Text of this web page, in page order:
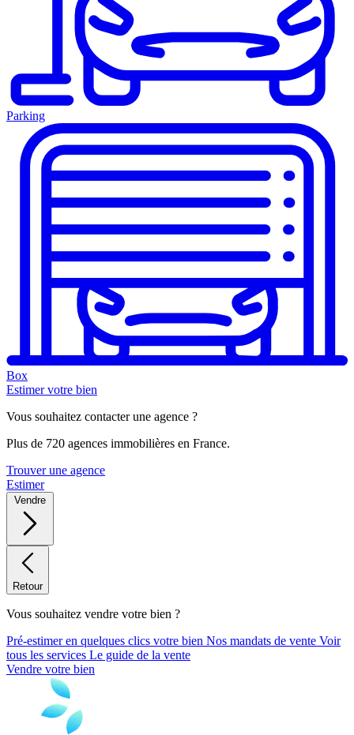
Parking
Box
Estimer votre bien
Vous souhaitez contacter une agence ?
Plus de 720 agences immobilières en France.
Trouver une agence
Estimer
Vendre
Retour
Vous souhaitez vendre votre bien ?
Pré-estimer en quelques clics votre bien Nos mandats de vente Voir
tous les services Le guide de la vente
Vendre votre bien